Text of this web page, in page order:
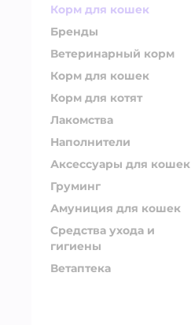
Корм для кошек
Бренды
Ветеринарный корм
Корм для кошек
Корм для котят
Лакомства
Наполнители
Аксессуары для кошек
Груминг
Амуниция для кошек
Средства ухода и
гигиены
Ветаптека